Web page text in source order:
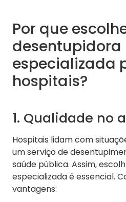
Por que
desentupidora
especializada
hospitais?
1. Qualidade no
Hospitais lidam com
um serviço de
saúde pública. Assim,
especializada é essencial.
vantagens: